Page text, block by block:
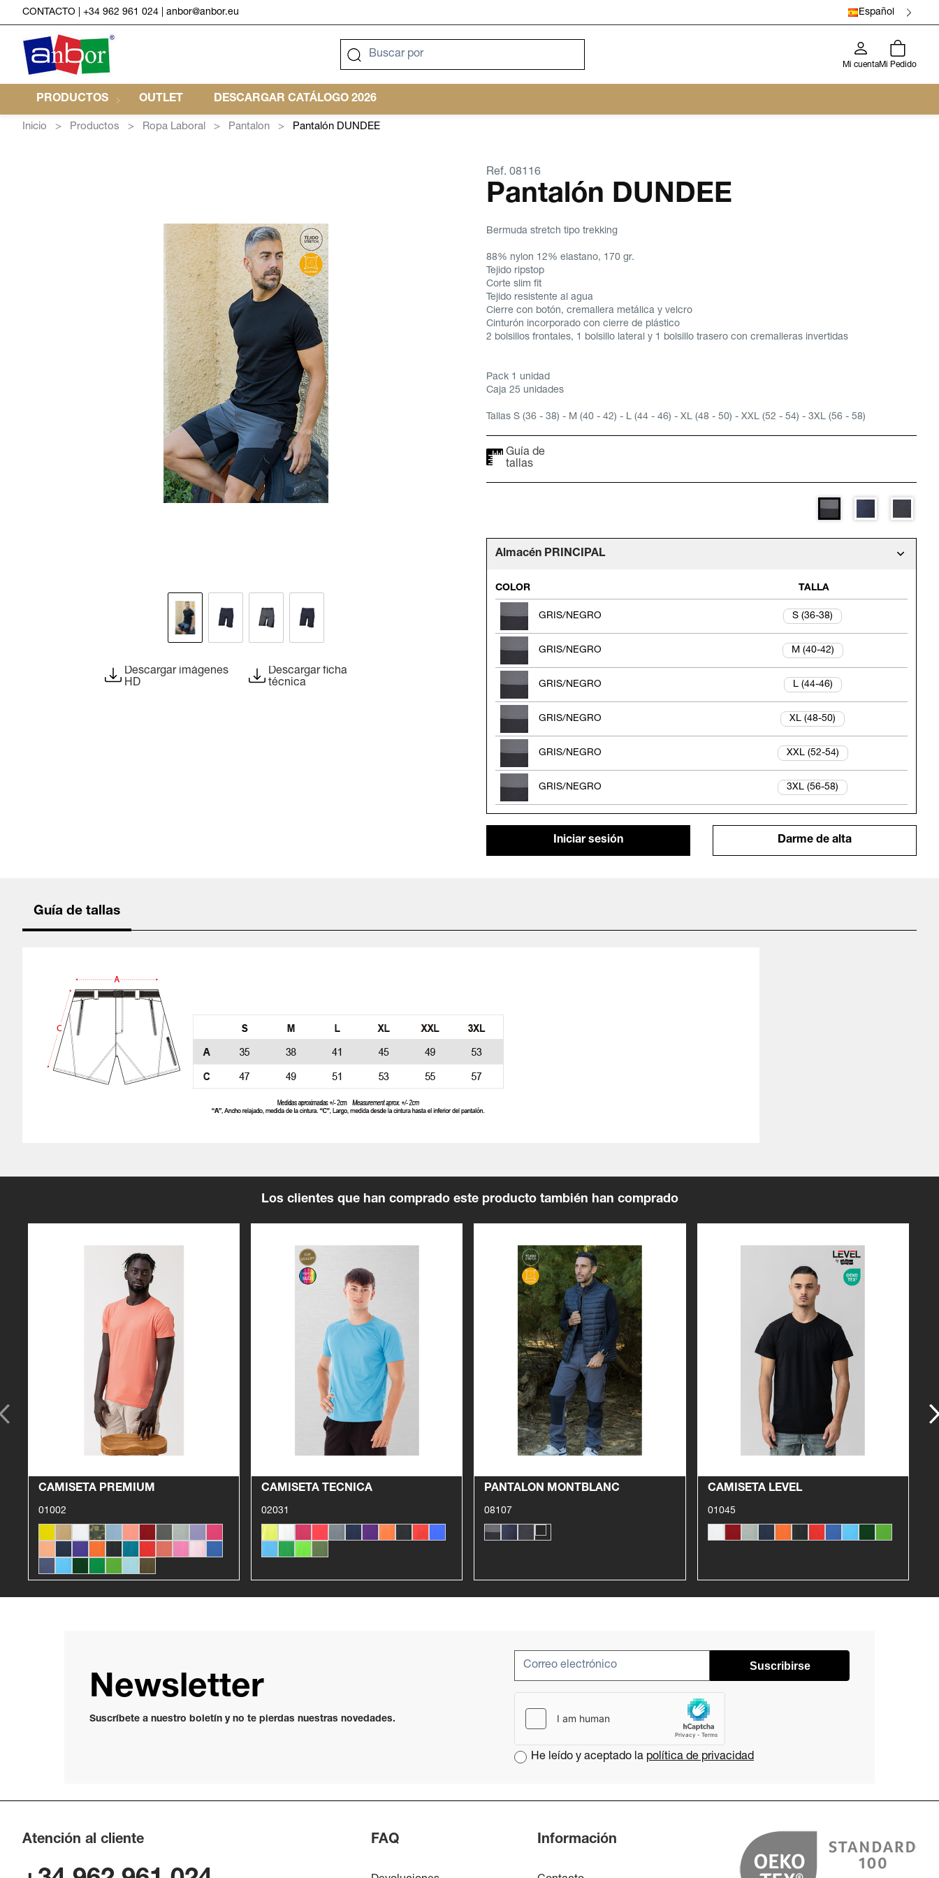
CONTACTO +34 962 961 024 anbor@anbor.eu Español
Mi cuentaMi Pedido
PRODUCTOS OUTLET DESCARGAR CATÁLOGO 2026
Inicio Productos Ropa Laboral Pantalon Pantalón DUNDEE
Descargar imágenes
HD
Descargar ficha
técnica
Ref. 08116
Pantalón DUNDEE
Bermuda stretch tipo trekking
88% nylon 12% elastano, 170 gr.
Tejido ripstop
Corte slim fit
Tejido resistente al agua
Cierre con botón, cremallera metálica y velcro
Cinturón incorporado con cierre de plástico
2 bolsillos frontales, 1 bolsillo lateral y 1 bolsillo trasero con cremalleras invertidas
Pack 1 unidad
Caja 25 unidades
Tallas S (36 - 38) - M (40 - 42) - L (44 - 46) - XL (48 - 50) - XXL (52 - 54) - 3XL (56 - 58)
Guía de
tallas
Almacén PRINCIPAL
COLOR TALLA
GRIS/NEGRO S (36-38)
GRIS/NEGRO M (40-42)
GRIS/NEGRO L (44-46)
GRIS/NEGRO XL (48-50)
GRIS/NEGRO XXL (52-54)
GRIS/NEGRO 3XL (56-58)
Iniciar sesión Darme de alta
Guía de tallas
Los clientes que han comprado este producto también han comprado
Ver producto
CAMISETA PREMIUM
01002
Ver producto
CAMISETA TECNICA
02031
Ver producto
PANTALÓN MONTBLANC
08107
CAMISETA LEVEL
01045
Newsletter
Suscríbete a nuestro boletín y no te pierdas nuestras novedades.
Suscribirse
He leído y aceptado la política de privacidad
Atención al cliente FAQ Información